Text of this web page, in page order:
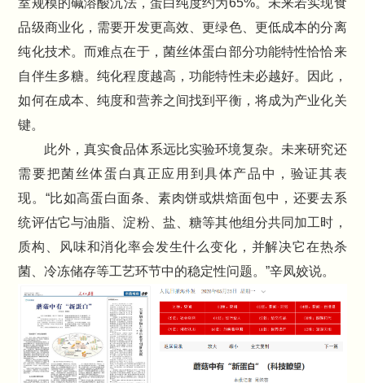
室规模的碱溶酸沉法，蛋白纯度约为65%。未来若实现食
品级商业化，需要开发更高效、更绿色、更低成本的分离
纯化技术。而难点在于，菌丝体蛋白部分功能特性恰恰来
自伴生多糖。纯化程度越高，功能特性未必越好。因此，
如何在成本、纯度和营养之间找到平衡，将成为产业化关
键。
此外，真实食品体系远比实验环境复杂。未来研究还
需要把菌丝体蛋白真正应用到具体产品中，验证其表
现。“比如高蛋白面条、素肉饼或烘焙面包中，还要去系
统评估它与油脂、淀粉、盐、糖等其他组分共同加工时，
质构、风味和消化率会发生什么变化，并解决它在热杀
菌、冷冻储存等工艺环节中的稳定性问题。”辛凤姣说。